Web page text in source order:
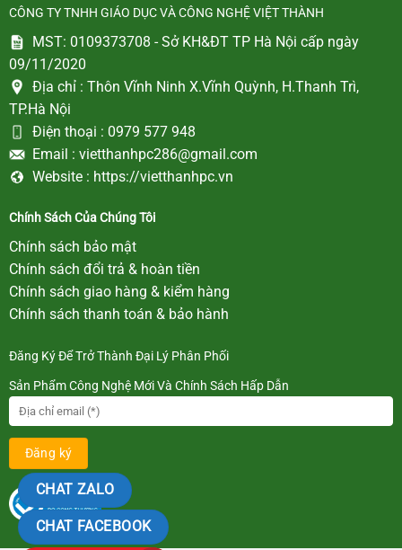
CÔNG TY TNHH GIÁO DỤC VÀ CÔNG NGHỆ VIỆT THÀNH
MST: 0109373708 - Sở KH&ĐT TP Hà Nội cấp ngày
09/11/2020
Địa chỉ : Thôn Vĩnh Ninh X.Vĩnh Quỳnh, H.Thanh Trì,
TP.Hà Nội
Điện thoại : 0979 577 948
Email : vietthanhpc286@gmail.com
Website : https://vietthanhpc.vn
Chính Sách Của Chúng Tôi
Chính sách bảo mật
Chính sách đổi trả & hoàn tiền
Chính sách giao hàng & kiểm hàng
Chính sách thanh toán & bảo hành
Đăng Ký Để Trở Thành Đại Lý Phân Phối
Sản Phẩm Công Nghệ Mới Và Chính Sách Hấp Dẫn
CHAT ZALO
CHAT FACEBOOK